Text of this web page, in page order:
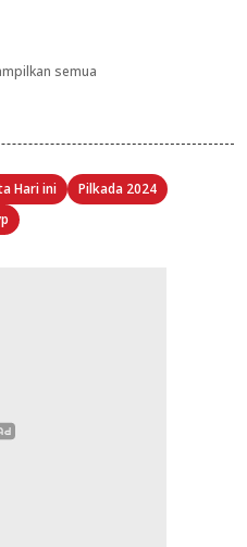
semua
Hari ini
Pilkada 2024